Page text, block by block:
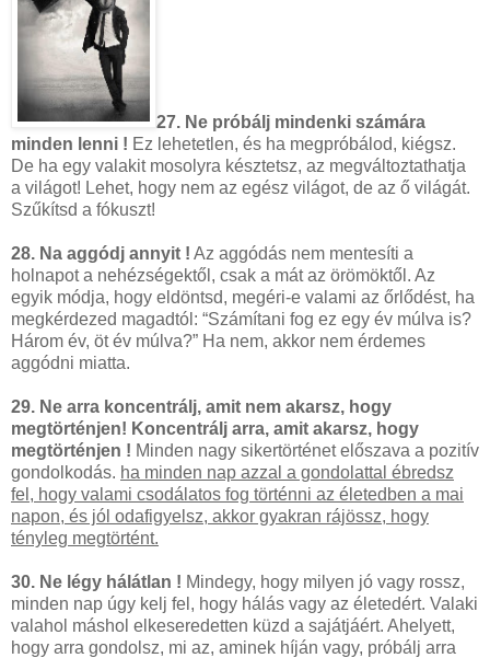
27. Ne próbálj mindenki számára
minden lenni ! Ez lehetetlen, és ha megpróbálod, kiégsz.
De ha egy valakit mosolyra késztetsz, az megváltoztathatja
a világot! Lehet, hogy nem az egész világot, de az ő világát.
Szűkítsd a fókuszt!
28. Na aggódj annyit ! Az aggódás nem mentesíti a
holnapot a nehézségektől, csak a mát az örömöktől. Az
egyik módja, hogy eldöntsd, megéri-e valami az őrlődést, ha
megkérdezed magadtól: “Számítani fog ez egy év múlva is?
Három év, öt év múlva?” Ha nem, akkor nem érdemes
aggódni miatta.
29. Ne arra koncentrálj, amit nem akarsz, hogy
megtörténjen! Koncentrálj arra, amit akarsz, hogy
megtörténjen ! Minden nagy sikertörténet előszava a pozitív
gondolkodás. ha minden nap azzal a gondolattal ébredsz
fel, hogy valami csodálatos fog történni az életedben a mai
napon, és jól odafigyelsz, akkor gyakran rájössz, hogy
tényleg megtörtént.
30. Ne légy hálátlan ! Mindegy, hogy milyen jó vagy rossz,
minden nap úgy kelj fel, hogy hálás vagy az életedért. Valaki
valahol máshol elkeseredetten küzd a sajátjáért. Ahelyett,
hogy arra gondolsz, mi az, aminek híján vagy, próbálj arra